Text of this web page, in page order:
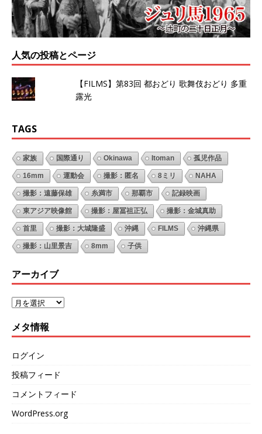
人気の投稿とページ
【FILMS】第83回 都おどり 歌舞伎おどり 多重
露光
TAGS
家族 国際通り Okinawa Itoman 孤児作品
16mm 運動会 撮影：匿名 8ミリ NAHA
撮影：遠藤保雄 糸満市 那覇市 記録映画
東アジア映像館 撮影：屋冨祖正弘 撮影：金城真助
首里 撮影：大城隆盛 沖縄 FILMS 沖縄県
撮影：山里景吉 8mm 子供
アーカイブ
メタ情報
ログイン
投稿フィード
コメントフィード
WordPress.org